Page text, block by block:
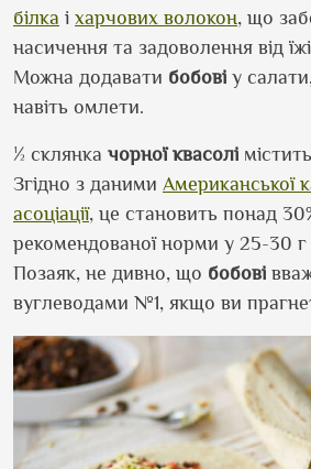
білка і харчових волокон, що
насичення та задоволення від
Можна додавати бобові у
навіть омлети.
½ склянка чорної квасолі
Згідно з даними Американської
асоціації, це становить понад
рекомендованої норми у 25-30
Позаяк, не дивно, що бобові
вуглеводами №1, якщо ви